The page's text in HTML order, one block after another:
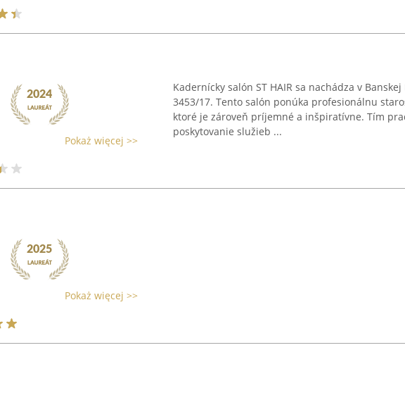
Pokaż więcej >>
Kadernícky salón ST HAIR sa nachádza v
3453/17. Tento salón ponúka profesionálnu
ktoré je zároveň príjemné a inšpiratívne. Tím
poskytovanie služieb ...
Pokaż więcej >>